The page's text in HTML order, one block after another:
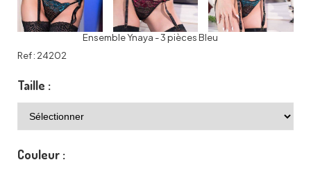
Ensemble Ynaya - 3 pièces Bleu
Ref : 24202
Taille :
Couleur :